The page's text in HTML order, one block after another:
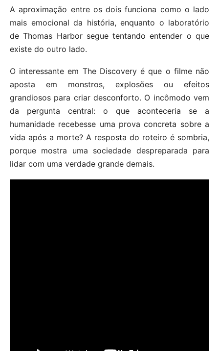
A aproximação entre os dois funciona como o lado
mais emocional da história, enquanto o laboratório
de Thomas Harbor segue tentando entender o que
existe do outro lado.
O interessante em The Discovery é que o filme não
aposta em monstros, explosões ou efeitos
grandiosos para criar desconforto. O incômodo vem
da pergunta central: o que aconteceria se a
humanidade recebesse uma prova concreta sobre a
vida após a morte? A resposta do roteiro é sombria,
porque mostra uma sociedade despreparada para
lidar com uma verdade grande demais.